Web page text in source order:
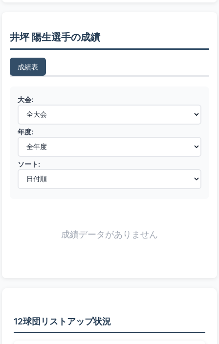
井坪 陽生選手の成績
成績表
大会:
年度:
ソート:
成績データがありません
12球団リストアップ状況